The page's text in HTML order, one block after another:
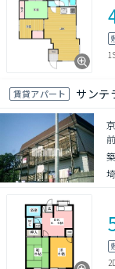
賃貸アパート サンテ